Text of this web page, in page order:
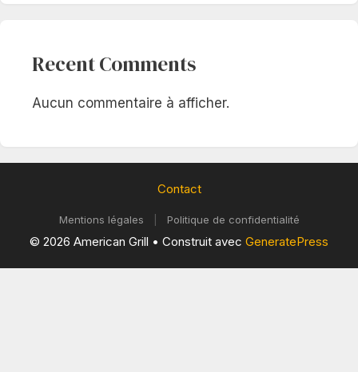
Recent Comments
Aucun commentaire à afficher.
Contact
Mentions légales Politique de confidentialité
© 2026 American Grill • Construit avec GeneratePress